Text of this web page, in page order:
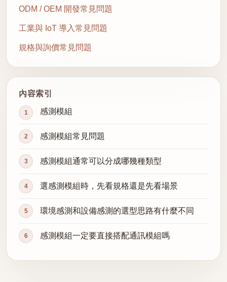
ODM / OEM 開發常見問題
工業與 IoT 導入常見問題
規格與詢價常見問題
內容索引
感測模組
感測模組常見問題
感測模組通常可以分成哪幾種類型
選感測模組時，先看規格還是先看場景
環境感測和設備感測的選型思路有什麼不同
感測模組一定要直接搭配通訊模組嗎